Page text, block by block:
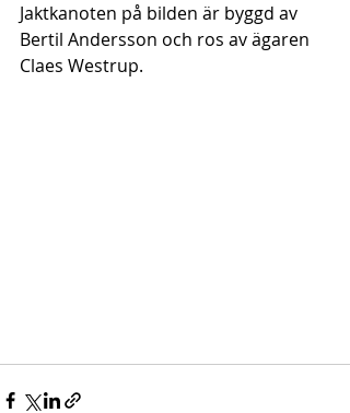
Jaktkanoten på bilden är byggd av
Bertil Andersson och ros av ägaren
Claes Westrup.